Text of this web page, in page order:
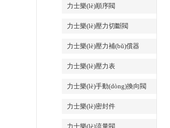
力士樂(lè)順序閥
力士樂(lè)壓力切斷閥
力士樂(lè)壓力補(bǔ)償器
力士樂(lè)壓力表
力士樂(lè)手動(dòng)換向閥
力士樂(lè)密封件
力士樂(lè)流量閥